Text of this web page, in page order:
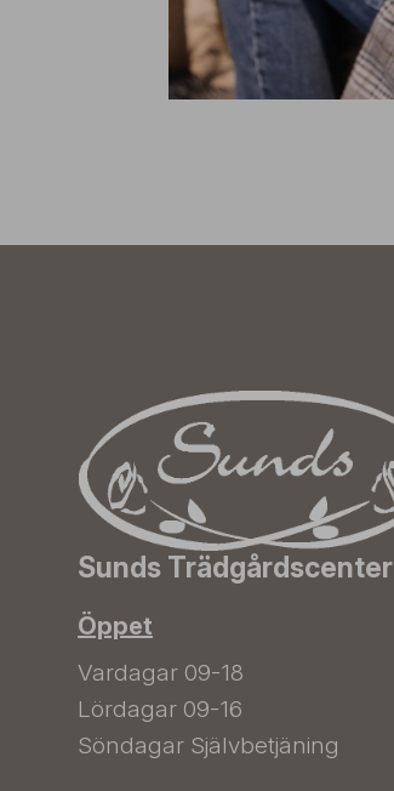
Sunds Trädgårdscenter
Öppet
Vardagar 09-18
Lördagar 09-16
Söndagar Självbetjäning